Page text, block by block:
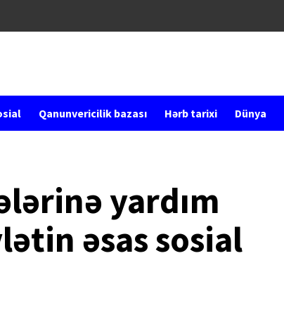
Qanunvericilik bazası Hərb tarixi Dünya
yardım
əsas sosial